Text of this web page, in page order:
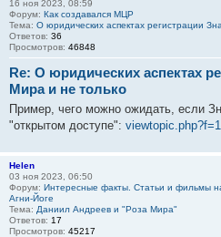
16 ноя 2023, 08:59
Форум: Как создавался МЦР
Тема: О юридических аспектах регистрации
Ответов: 36
Просмотров: 46848
Re: О юридических аспектах
Мира и не только
Пример, чего можно ожидать, если
"открытом доступе":
Helen
03 ноя 2023, 06:50
Форум: Интересные факты. Статьи и фильмы
Агни-Йоге
Тема: Даниил Андреев и "Роза Мира"
Ответов: 17
Просмотров: 45217